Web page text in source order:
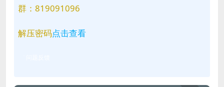
群：819091096
解压密码点击查看